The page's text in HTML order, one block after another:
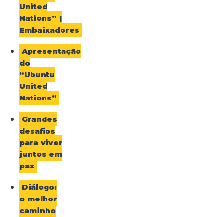
United
Nations” |
Embaixadores
Apresentação
do
“Ubuntu
United
Nations”
Grandes
desafios
para viver
juntos em
paz
Diálogo:
o melhor
caminho